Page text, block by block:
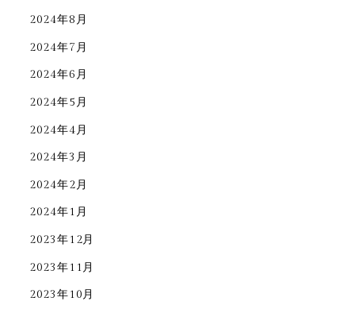
2024年8月
2024年7月
2024年6月
2024年5月
2024年4月
2024年3月
2024年2月
2024年1月
2023年12月
2023年11月
2023年10月